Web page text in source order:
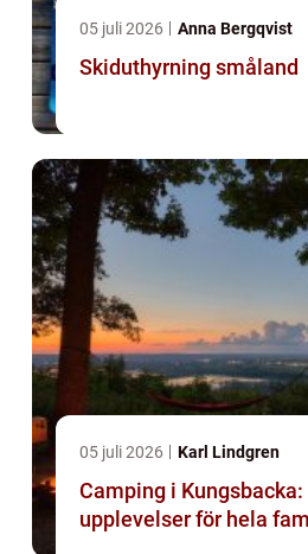
05 juli 2026 Anna Bergqvist
Skiduthyrning småland
05 juli 2026 Karl Lindgren
Camping i
upplevelser för hela